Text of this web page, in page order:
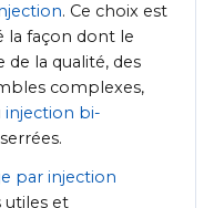
. Ce choix est
façon dont le
la qualité, des
complexes,
injection bi-
par injection
utiles et